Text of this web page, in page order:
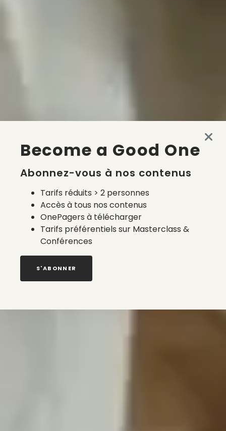
Become a Good One
Abonnez-vous à nos contenus
Tarifs réduits > 2 personnes
Accès à tous nos contenus
OnePagers à télécharger
Tarifs préférentiels sur Masterclass &
Conférences
S'ABONNER